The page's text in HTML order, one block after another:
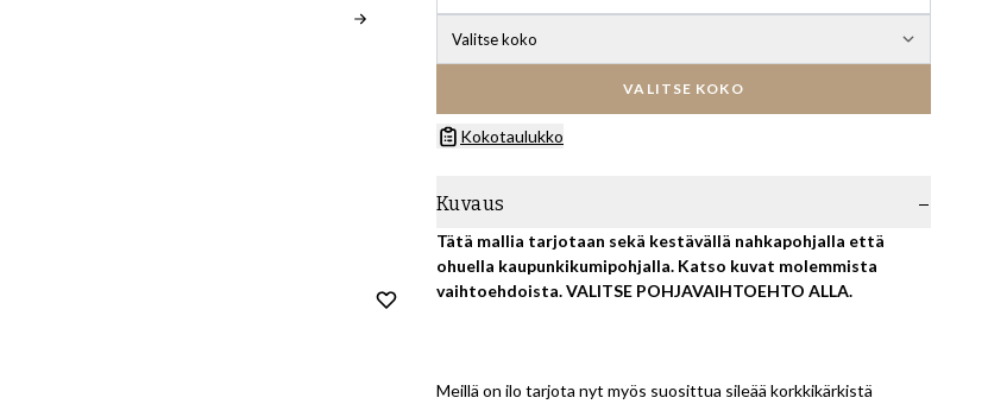
Valitse koko
VALITSE KOKO
Kokotaulukko
Kuvaus
Tätä mallia tarjotaan sekä kestävällä nahkapohjalla että
ohuella kaupunkikumipohjalla. Katso kuvat molemmista
vaihtoehdoista. VALITSE POHJAVAIHTOEHTO ALLA.
Meillä on ilo tarjota nyt myös suosittua sileää korkkikärkistä